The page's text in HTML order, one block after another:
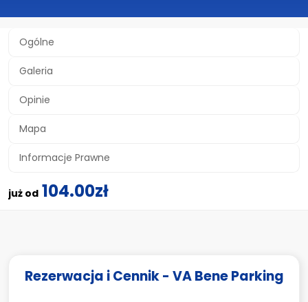
Ogólne
Galeria
Opinie
Mapa
Informacje Prawne
już od 104.00zł
Rezerwacja i Cennik - VA Bene Parking